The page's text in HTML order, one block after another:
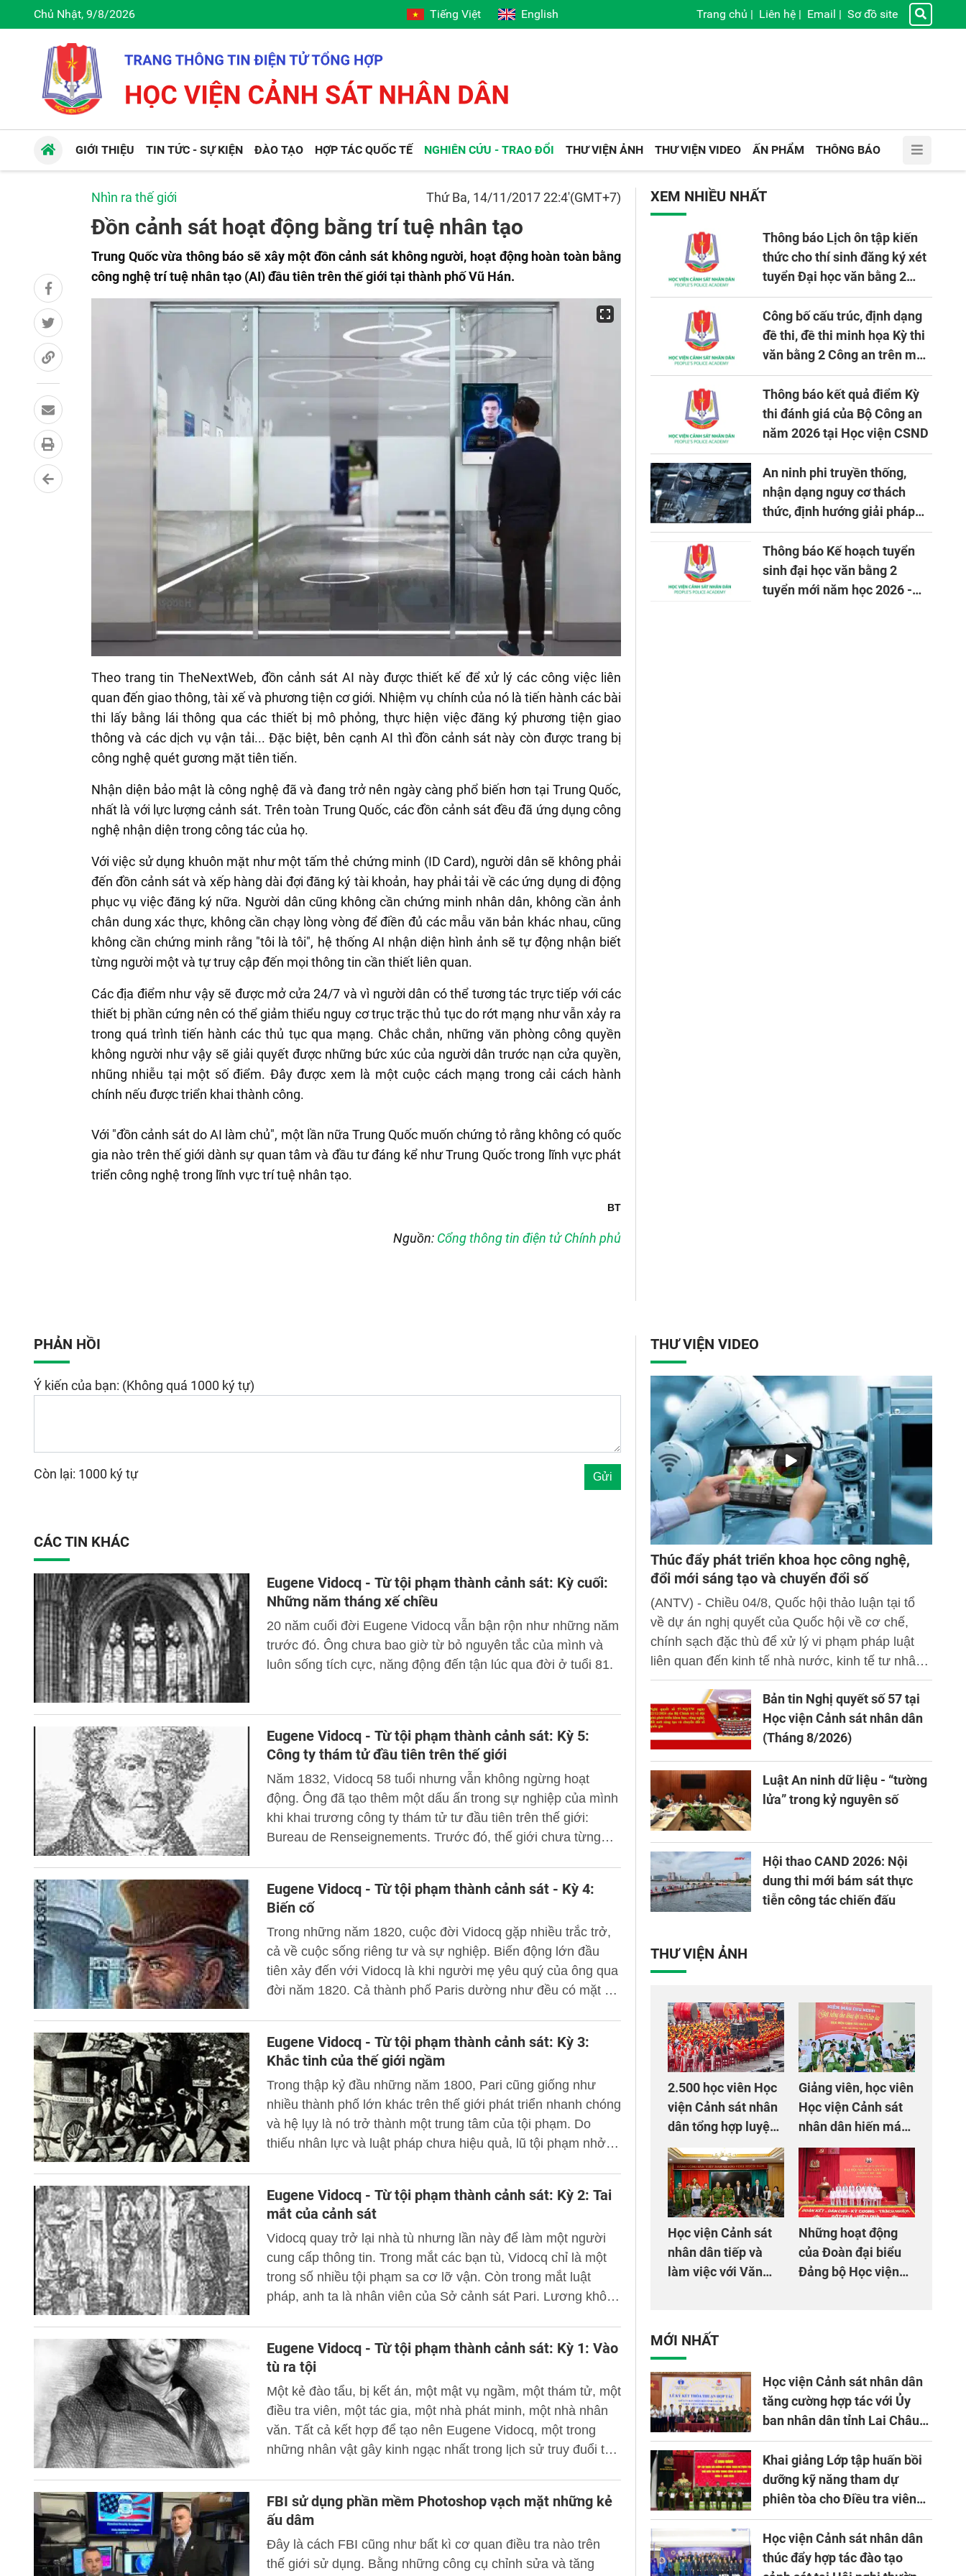
Chủ Nhật, 9/8/2026 Tiếng Việt English Trang chủ | Liên hệ | Email | Sơ đồ site
GIỚI THIỆU TIN TỨC - SỰ KIỆN ĐÀO TẠO HỢP TÁC QUỐC TẾ NGHIÊN CỨU - TRAO ĐỔI THƯ VIỆN ẢNH THƯ VIỆN VIDEO ẤN PHẨM THÔNG BÁO
Nhìn ra thế giới Thứ Ba, 14/11/2017 22:4'(GMT+7)
Đồn cảnh sát hoạt động bằng trí tuệ nhân tạo
Trung Quốc vừa thông báo sẽ xây một đồn cảnh sát không người, hoạt động hoàn toàn bằng
công nghệ trí tuệ nhân tạo (AI) đầu tiên trên thế giới tại thành phố Vũ Hán.
Theo trang tin TheNextWeb, đồn cảnh sát AI này được thiết kế để xử lý các công việc liên
quan đến giao thông, tài xế và phương tiện cơ giới. Nhiệm vụ chính của nó là tiến hành các bài
thi lấy bằng lái thông qua các thiết bị mô phỏng, thực hiện việc đăng ký phương tiện giao
thông và các dịch vụ vận tải... Đặc biệt, bên cạnh AI thì đồn cảnh sát này còn được trang bị
công nghệ quét gương mặt tiên tiến.
Nhận diện bảo mật là công nghệ đã và đang trở nên ngày càng phổ biến hơn tại Trung Quốc,
nhất là với lực lượng cảnh sát. Trên toàn Trung Quốc, các đồn cảnh sát đều đã ứng dụng công
nghệ nhận diện trong công tác của họ.
Với việc sử dụng khuôn mặt như một tấm thẻ chứng minh (ID Card), người dân sẽ không phải
đến đồn cảnh sát và xếp hàng dài đợi đăng ký tài khoản, hay phải tải về các ứng dụng di động
phục vụ việc đăng ký nữa. Người dân cũng không cần chứng minh nhân dân, không cần ảnh
chân dung xác thực, không cần chạy lòng vòng để điền đủ các mẫu văn bản khác nhau, cũng
không cần chứng minh rằng "tôi là tôi", hệ thống AI nhận diện hình ảnh sẽ tự động nhận biết
từng người một và tự truy cập đến mọi thông tin cần thiết liên quan.
Các địa điểm như vậy sẽ được mở cửa 24/7 và vì người dân có thể tương tác trực tiếp với các
thiết bị phần cứng nên có thể giảm thiểu nguy cơ trục trặc thủ tục do rớt mạng như vẫn xảy ra
trong quá trình tiến hành các thủ tục qua mạng. Chắc chắn, những văn phòng công quyền
không người như vậy sẽ giải quyết được những bức xúc của người dân trước nạn cửa quyền,
nhũng nhiễu tại một số điểm. Đây được xem là một cuộc cách mạng trong cải cách hành
chính nếu được triển khai thành công.
Với "đồn cảnh sát do AI làm chủ", một lần nữa Trung Quốc muốn chứng tỏ rằng không có quốc
gia nào trên thế giới dành sự quan tâm và đầu tư đáng kể như Trung Quốc trong lĩnh vực phát
triển công nghệ trong lĩnh vực trí tuệ nhân tạo.
BT
Nguồn: Cổng thông tin điện tử Chính phủ
XEM NHIỀU NHẤT
Thông báo Lịch ôn tập kiến
thức cho thí sinh đăng ký xét
tuyển Đại học văn bằng 2
tuyển mới, mở tại Học viện
CSND năm học 2026 - 2027
Công bố cấu trúc, định dạng
đề thi, đề thi minh họa Kỳ thi
văn bằng 2 Công an trên máy
tính
Thông báo kết quả điểm Kỳ
thi đánh giá của Bộ Công an
năm 2026 tại Học viện CSND
An ninh phi truyền thống,
nhận dạng nguy cơ thách
thức, định hướng giải pháp
đảm bảo an ninh quốc gia
trong tình hình hiện nay
Thông báo Kế hoạch tuyển
sinh đại học văn bằng 2
tuyển mới năm học 2026 -
PHẢN HỒI
Ý kiến của bạn: (Không quá 1000 ký tự)
Còn lại: 1000 ký tự
CÁC TIN KHÁC
Eugene Vidocq - Từ tội phạm thành cảnh sát: Kỳ cuối:
Những năm tháng xế chiều
20 năm cuối đời Eugene Vidocq vẫn bận rộn như những năm
trước đó. Ông chưa bao giờ từ bỏ nguyên tắc của mình và
luôn sống tích cực, năng động đến tận lúc qua đời ở tuổi 81.
Eugene Vidocq - Từ tội phạm thành cảnh sát: Kỳ 5:
Công ty thám tử đầu tiên trên thế giới
Năm 1832, Vidocq 58 tuổi nhưng vẫn không ngừng hoạt
động. Ông đã tạo thêm một dấu ấn trong sự nghiệp của mình
khi khai trương công ty thám tử tư đầu tiên trên thế giới:
Bureau de Renseignements. Trước đó, thế giới chưa từng
Eugene Vidocq - Từ tội phạm thành cảnh sát - Kỳ 4:
Biến cố
Trong những năm 1820, cuộc đời Vidocq gặp nhiều trắc trở,
cả về cuộc sống riêng tư và sự nghiệp. Biến động lớn đầu
tiên xảy đến với Vidocq là khi người mẹ yêu quý của ông qua
đời năm 1820. Cả thành phố Paris dường như đều có mặt ở
người hoàng tộc.
Eugene Vidocq - Từ tội phạm thành cảnh sát: Kỳ 3:
Khắc tinh của thế giới ngầm
Trong thập kỷ đầu những năm 1800, Pari cũng giống như
nhiều thành phố lớn khác trên thế giới phát triển nhanh chóng
và hệ lụy là nó trở thành một trung tâm của tội phạm. Do
thiếu nhân lực và luật pháp chưa hiệu quả, lũ tội phạm nhởn
một đơn vị mới gồm các nhân viên mật mặc thường phục để
giám sát những tên tội phạm và những tên từng bị kết án
nhưng sinh sống hoặc mới chuyển đến Pari, đồng thời ngăn
chặn tội ác khi nó chưa xảy ra. Theo Vidocq, đơn vị an ninh
này sẽ có quyền bắt tội phạm trên khắp Pari, chứ không chỉ
giới hạn ở từng quận.
Eugene Vidocq - Từ tội phạm thành cảnh sát: Kỳ 2: Tai
mắt của cảnh sát
Vidocq quay trở lại nhà tù nhưng lần này để làm một người
cung cấp thông tin. Trong mắt các bạn tù, Vidocq chỉ là một
trong số nhiều tội phạm sa cơ lỡ vận. Còn trong mắt luật
pháp, anh ta là nhân viên của Sở cảnh sát Pari. Lương không
Eugene Vidocq - Từ tội phạm thành cảnh sát: Kỳ 1: Vào
tù ra tội
Một kẻ đào tẩu, bị kết án, một mật vụ ngầm, một thám tử, một
điều tra viên, một tác gia, một nhà phát minh, một nhà nhân
văn. Tất cả kết hợp để tạo nên Eugene Vidocq, một trong
những nhân vật gây kinh ngạc nhất trong lịch sử truy đuổi tội
FBI sử dụng phần mềm Photoshop vạch mặt những kẻ
ấu dâm
Đây là cách FBI cũng như bất kì cơ quan điều tra nào trên
thế giới sử dụng. Bằng những công cụ chỉnh sửa và tăng
THƯ VIỆN VIDEO
Thúc đẩy phát triển khoa học công nghệ,
đổi mới sáng tạo và chuyển đổi số
(ANTV) - Chiều 04/8, Quốc hội thảo luận tại tổ
về dự án nghị quyết của Quốc hội về cơ chế,
chính sạch đặc thù để xử lý vi phạm pháp luật
liên quan đến kinh tế nhà nước, kinh tế tư nhân
và ứng dụng khoa học công nghệ, đổi mới sáng
tạo và chuyển đổi số.Bản tin Nghị quyết số 57 tại
Học viện Cảnh sát nhân dân
(Tháng 8/2026)
Luật An ninh dữ liệu - “tường
lửa” trong kỷ nguyên số
Hội thao CAND 2026: Nội
dung thi mới bám sát thực
tiễn công tác chiến đấu
THƯ VIỆN ẢNH
2.500 học viên Học
viện Cảnh sát nhân
dân tổng hợp luyện
màn Trống hội chào
mừng Đại hội Đảng
Giảng viên, học viên
Học viện Cảnh sát
nhân dân hiến máu
giúp dân và đồng
đội
Học viện Cảnh sát
nhân dân tiếp và
làm việc với Văn
Bản tại Việt Nam
Những hoạt động
của Đoàn đại biểu
Đảng bộ Học viện
- 2030
MỚI NHẤT
Học viện Cảnh sát nhân dân
tăng cường hợp tác với Ủy
ban nhân dân tỉnh Lai Châu
về ứng dụng khoa học công
nghệ trong lĩnh vực đấu tranh
phòng, chống tội phạm
Khai giảng Lớp tập huấn bồi
dưỡng kỹ năng tham dự
phiên tòa cho Điều tra viên
khóa 1 năm 2026
Học viện Cảnh sát nhân dân
thúc đẩy hợp tác đào tạo